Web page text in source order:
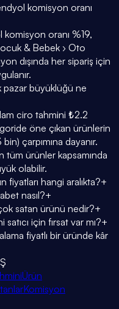
komisyon oranı
oranı %19,
& Bebek › Oto
dışında her sipariş için
pazar büyüklüğü ne
ciro tahmini ₺2.2
öne çıkan ürünlerin
çarpımına dayanır.
ürünler kapsamında
olabilir.
hangi aralıkta?+
nasıl?+
satan ürünü nedir?+
için fırsat var mı?+
fiyatlı bir üründe kâr
Ürün
Komisyon